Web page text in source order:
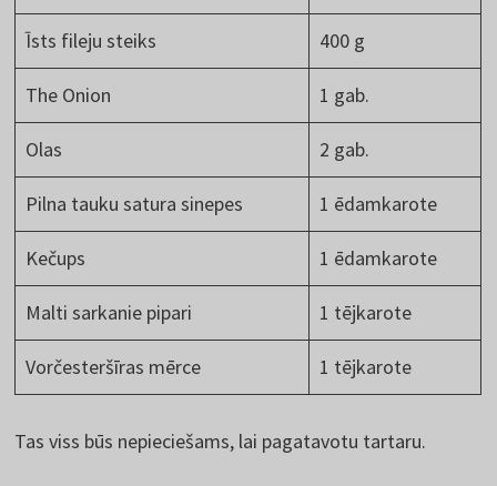
Īsts fileju steiks 400 g
The Onion 1 gab.
Olas 2 gab.
Pilna tauku satura sinepes 1 ēdamkarote
Kečups 1 ēdamkarote
Malti sarkanie pipari 1 tējkarote
Vorčesteršīras mērce 1 tējkarote
Tas viss būs nepieciešams, lai pagatavotu tartaru.